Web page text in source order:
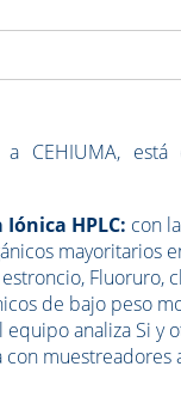
CEHIUMA,
HPLC: con
mayoritarios
Fluoruro,
de bajo peso
analiza Si y
muestreadores